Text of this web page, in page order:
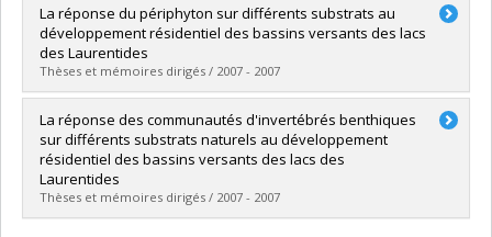
Graduate : Lévesque, David
Cycle :Doctoral
Grade :Ph. D.
Lien vers le document dans Papyrus
La réponse du périphyton sur différents substrats au
développement résidentiel des bassins versants des lacs
des Laurentides
Thèses et mémoires dirigés / 2007 - 2007
Graduate : Lambert, Daniel
Cycle :Master's
Grade :M. Sc.
Lien vers le document dans Papyrus
La réponse des communautés d'invertébrés benthiques
sur différents substrats naturels au développement
résidentiel des bassins versants des lacs des
Laurentides
Thèses et mémoires dirigés / 2007 - 2007